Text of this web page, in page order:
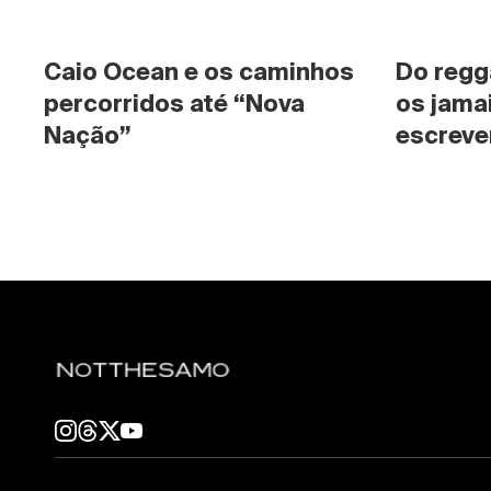
Caio Ocean e os caminhos
percorridos até “Nova
Nação”
Do
os